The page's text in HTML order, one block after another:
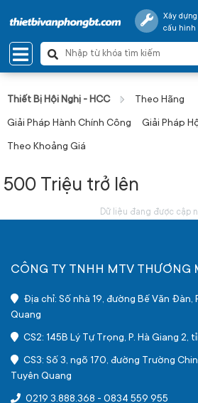
Xây dựng
cấu hình
Thiết Bị Hội Nghị - HCC Theo Hãng
Giải Pháp Hành Chính Công Giải Pháp
Theo Khoảng Giá
500 Triệu trở lên
Dữ liệu đang được cập
CÔNG TY TNHH MTV THƯƠNG
Địa chỉ: Số nhà 19, đường Bế Văn Đàn,
Quang
CS2: 145B Lý Tự Trọng, P. Hà Giang 2,
CS3: Số 3, ngõ 170, đường Trường
Tuyên Quang
0219 3.888.368 - 0834 559 955